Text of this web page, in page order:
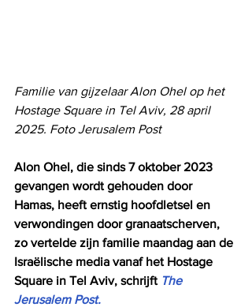
Familie van gijzelaar Alon Ohel op het
Hostage Square in Tel Aviv, 28 april
2025. Foto Jerusalem Post
Alon Ohel, die sinds 7 oktober 2023
gevangen wordt gehouden door
Hamas, heeft ernstig hoofdletsel en
verwondingen door granaatscherven,
zo vertelde zijn familie maandag aan de
Israëlische media vanaf het Hostage
Square in Tel Aviv, schrijft The
Jerusalem Post.